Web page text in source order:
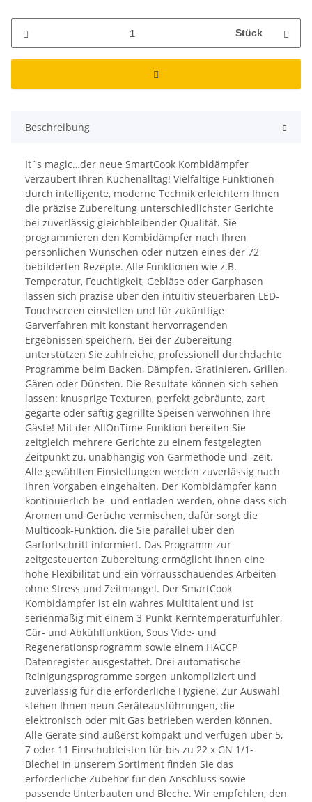
Stück
Beschreibung
It´s magic…der neue SmartCook Kombidämpfer
verzaubert Ihren Küchenalltag! Vielfältige Funktionen
durch intelligente, moderne Technik erleichtern Ihnen
die präzise Zubereitung unterschiedlichster Gerichte
bei zuverlässig gleichbleibender Qualität. Sie
programmieren den Kombidämpfer nach Ihren
persönlichen Wünschen oder nutzen eines der 72
bebilderten Rezepte. Alle Funktionen wie z.B.
Temperatur, Feuchtigkeit, Gebläse oder Garphasen
lassen sich präzise über den intuitiv steuerbaren LED-
Touchscreen einstellen und für zukünftige
Garverfahren mit konstant hervorragenden
Ergebnissen speichern. Bei der Zubereitung
unterstützen Sie zahlreiche, professionell durchdachte
Programme beim Backen, Dämpfen, Gratinieren, Grillen,
Gären oder Dünsten. Die Resultate können sich sehen
lassen: knusprige Texturen, perfekt gebräunte, zart
gegarte oder saftig gegrillte Speisen verwöhnen Ihre
Gäste! Mit der AllOnTime-Funktion bereiten Sie
zeitgleich mehrere Gerichte zu einem festgelegten
Zeitpunkt zu, unabhängig von Garmethode und -zeit.
Alle gewählten Einstellungen werden zuverlässig nach
Ihren Vorgaben eingehalten. Der Kombidämpfer kann
kontinuierlich be- und entladen werden, ohne dass sich
Aromen und Gerüche vermischen, dafür sorgt die
Multicook-Funktion, die Sie parallel über den
Garfortschritt informiert. Das Programm zur
zeitgesteuerten Zubereitung ermöglicht Ihnen eine
hohe Flexibilität und ein vorrausschauendes Arbeiten
ohne Stress und Zeitmangel. Der SmartCook
Kombidämpfer ist ein wahres Multitalent und ist
serienmäßig mit einem 3-Punkt-Kerntemperaturfühler,
Gär- und Abkühlfunktion, Sous Vide- und
Regenerationsprogramm sowie einem HACCP
Datenregister ausgestattet. Drei automatische
Reinigungsprogramme sorgen unkompliziert und
zuverlässig für die erforderliche Hygiene. Zur Auswahl
stehen Ihnen neun Geräteausführungen, die
elektronisch oder mit Gas betrieben werden können.
Alle Geräte sind äußerst kompakt und verfügen über 5,
7 oder 11 Einschubleisten für bis zu 22 x GN 1/1-
Bleche! In unserem Sortiment finden Sie das
erforderliche Zubehör für den Anschluss sowie
passende Unterbauten und Bleche. Wir empfehlen, den